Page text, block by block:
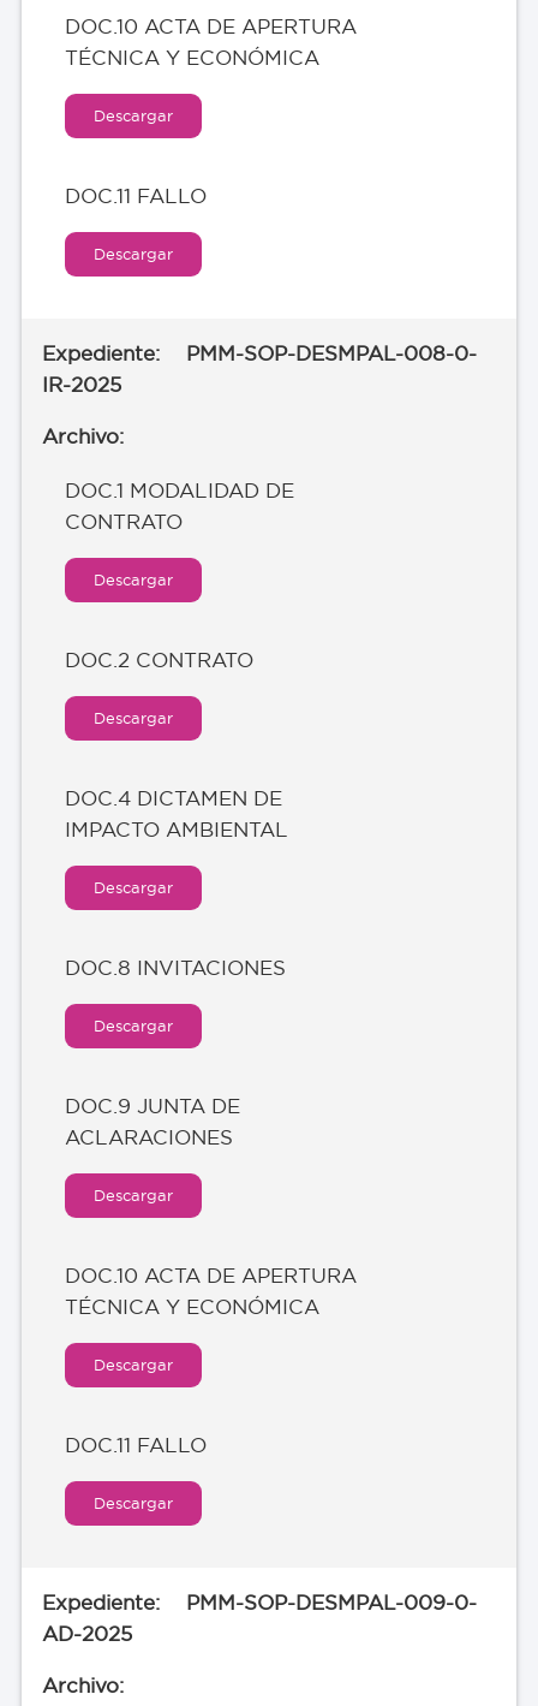
DOC.10 ACTA DE APERTURA
TÉCNICA Y ECONÓMICA
Descargar
DOC.11 FALLO
Descargar
PMM-SOP-DESMPAL-008-0-
IR-2025
DOC.1 MODALIDAD DE
CONTRATO
Descargar
DOC.2 CONTRATO
Descargar
DOC.4 DICTAMEN DE
IMPACTO AMBIENTAL
Descargar
DOC.8 INVITACIONES
Descargar
DOC.9 JUNTA DE
ACLARACIONES
Descargar
DOC.10 ACTA DE APERTURA
TÉCNICA Y ECONÓMICA
Descargar
DOC.11 FALLO
Descargar
PMM-SOP-DESMPAL-009-0-
AD-2025